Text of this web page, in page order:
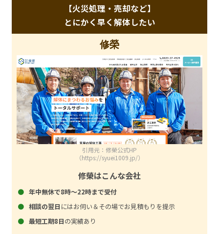
【火災処理・売却など】
とにかく早く解体したい
修榮
引用元：修榮公式HP
（https://syuei1009.jp/）
修榮はこんな会社
年中無休で8時～22時まで受付
相談の翌日 にはお伺い＆その場でお見積もりを提示
最短工期8日の実績あり